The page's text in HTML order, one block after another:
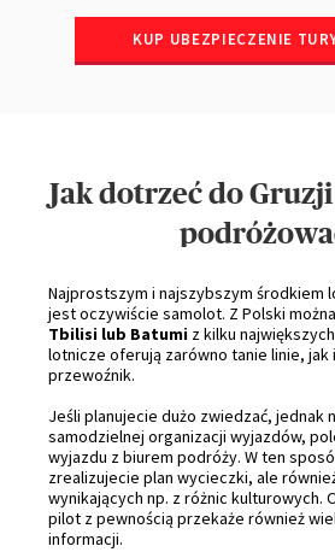
KUP UBEZPIECZENIE
Jak dotrzeć do
Najprostszym i najszybszym środkiem
jest oczywiście samolot. Z Polski
Tbilisi lub Batumi z kilku
lotnicze oferują zarówno tanie linie, jak
przewoźnik.
Jeśli planujecie dużo zwiedzać, jednak
samodzielnej organizacji wyjazdów,
wyjazdu z biurem podróży. W ten
zrealizujecie plan wycieczki, ale
wynikających np. z różnic kulturowych.
pilot z pewnością przekaże również
informacji.